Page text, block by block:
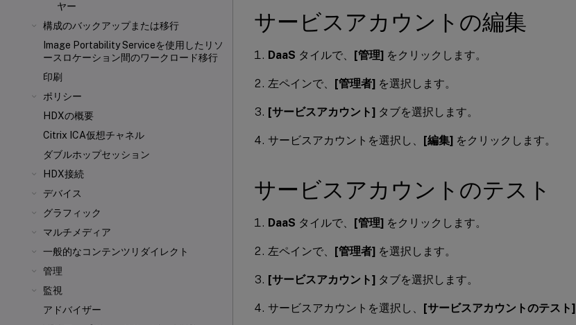
ヤー
構成のバックアップまたは移行
Image Portability Serviceを使用したリソ
ースロケーション間のワークロード移行
印刷
ポリシー
HDXの概要
Citrix ICA仮想チャネル
ダブルホップセッション
HDX接続
デバイス
グラフィック
マルチメディア
一般的なコンテンツリダイレクト
管理
監視
アドバイザー
サービスアカウントの編集
DaaS タイルで、 [管理] をクリックします。
左ペインで、 [管理者] を選択します。
[サービスアカウント] タブを選択します。
サービスアカウントを選択し、 [編集] をクリックします。
サービスアカウントのテスト
DaaS タイルで、 [管理] をクリックします。
左ペインで、 [管理者] を選択します。
[サービスアカウント] タブを選択します。
サービスアカウントを選択し、 [サービスアカウントのテスト]